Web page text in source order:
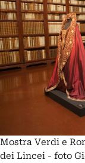
Mostra Verdi e
dei Lincei - foto